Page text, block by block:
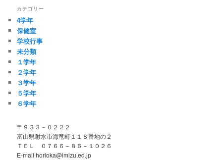
カテゴリー
4学年
保健室
学校行事
未分類
１学年
２学年
３学年
５学年
６学年
〒９３３－０２２２
富山県射水市海竜町１１８番地の２
ＴＥＬ ０７６６－８６－１０２６
E-mail horioka@imizu.ed.jp